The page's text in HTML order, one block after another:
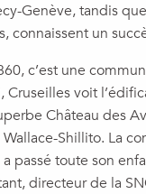
Genève, tandis
connaissent un
c’est une
Cruseilles voit
Château des
Wallace-Shillito. La
passé toute son
directeur de la